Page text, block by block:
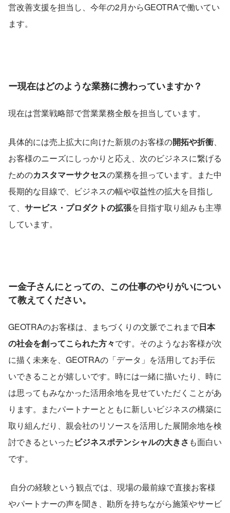
営改善支援を担当し、今年の2月からGEOTRAで働いてい
ます。
ー現在はどのような業務に携わっていますか？
現在は営業戦略部で営業業務全般を担当しています。
具体的には売上拡大に向けた新規のお客様の開拓や折衝、
お客様のニーズにしっかりと応え、次のビジネスに繋げる
ためのカスタマーサクセスの業務を担っています。また中
長期的な目線で、ビジネスの幅や収益性の拡大を目指し
て、 サービス・プロダクトの拡張を目指す取り組みも主導
しています。
ー金子さんにとっての、この仕事のやりがいについ
て教えてください。
GEOTRAのお客様は、まちづくりの文脈でこれまで日本
の社会を創ってこられた方々です。そのようなお客様が次
に描く未来を、GEOTRAの「データ」を活用してお手伝
いできることが嬉しいです。時には一緒に描いたり、時に
は思ってもみなかった活用余地を見せていただくことがあ
ります。またパートナーとともに新しいビジネスの構築に
取り組んだり、親会社のリソースを活用した展開余地を検
討できるといった ビジネスポテンシャルの大きさ も面白い
です。
やパートナーの声を聞き、勘所を持ちながら施策やサービ